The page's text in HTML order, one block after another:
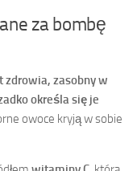
za bombę
zasobny w
określa się je
owoce kryją w sobie